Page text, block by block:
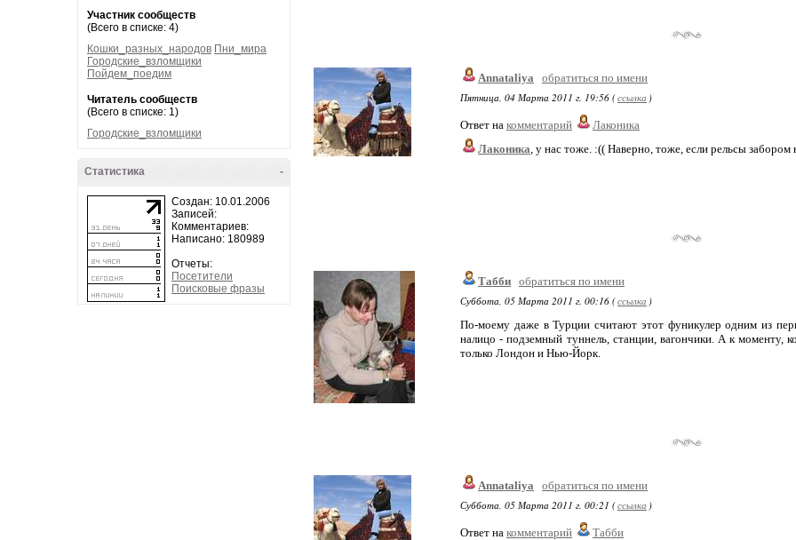
Участник сообществ
(Всего в списке: 4)
Кошки_разных_народов Пни_мира
Городские_взломщики
Пойдем_поедим
Читатель сообществ
(Всего в списке: 1)
Городские_взломщики
-
Статистика
Создан: 10.01.2006
Записей:
Комментариев:
Написано: 180989
Отчеты:
Посетители
Поисковые фразы
Annataliya
обратиться по имени
Пятница, 04 Марта 2011 г. 19:56 (ссылка )
Ответ на комментарий
Лаконика
Лаконика, у нас тоже. :(( Наверно, тоже, если рельсы забором
Табби обратиться по имени
Суббота, 05 Марта 2011 г. 00:16 (ссылка )
По-моему даже в Турции считают этот фуникулер одним из
налицо - подземный туннель, станции, вагончики. А к моменту,
только Лондон и Нью-Йорк.
Annataliya
обратиться по имени
Суббота, 05 Марта 2011 г. 00:21 (ссылка )
Ответ на комментарий Табби